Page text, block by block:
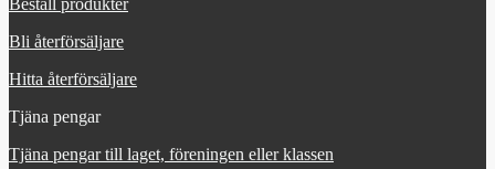
Beställ produkter
Bli återförsäljare
Hitta återförsäljare
Tjäna pengar
Tjäna pengar till laget, föreningen eller klassen